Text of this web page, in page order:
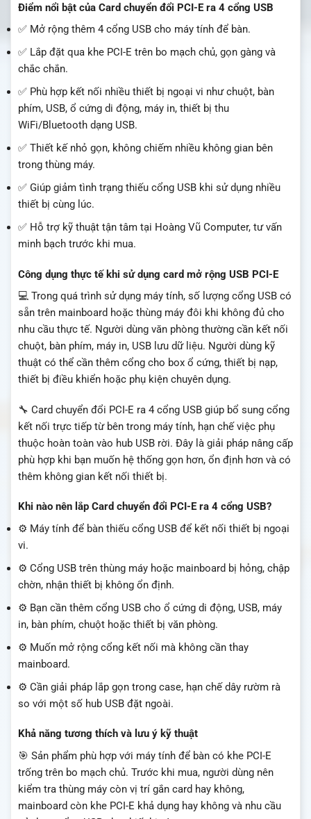
Điểm nổi bật của Card chuyển đổi PCI-E ra 4 cổng USB
✅ Mở rộng thêm 4 cổng USB cho máy tính để bàn.
✅ Lắp đặt qua khe PCI-E trên bo mạch chủ, gọn gàng và
chắc chắn.
✅ Phù hợp kết nối nhiều thiết bị ngoại vi như chuột, bàn
phím, USB, ổ cứng di động, máy in, thiết bị thu
WiFi/Bluetooth dạng USB.
✅ Thiết kế nhỏ gọn, không chiếm nhiều không gian bên
trong thùng máy.
✅ Giúp giảm tình trạng thiếu cổng USB khi sử dụng nhiều
thiết bị cùng lúc.
✅ Hỗ trợ kỹ thuật tận tâm tại Hoàng Vũ Computer, tư vấn
minh bạch trước khi mua.
Công dụng thực tế khi sử dụng card mở rộng USB PCI-E
💻 Trong quá trình sử dụng máy tính, số lượng cổng USB có
sẵn trên mainboard hoặc thùng máy đôi khi không đủ cho
nhu cầu thực tế. Người dùng văn phòng thường cần kết nối
chuột, bàn phím, máy in, USB lưu dữ liệu. Người dùng kỹ
thuật có thể cần thêm cổng cho box ổ cứng, thiết bị nạp,
thiết bị điều khiển hoặc phụ kiện chuyên dụng.
🔧 Card chuyển đổi PCI-E ra 4 cổng USB giúp bổ sung cổng
kết nối trực tiếp từ bên trong máy tính, hạn chế việc phụ
thuộc hoàn toàn vào hub USB rời. Đây là giải pháp nâng cấp
phù hợp khi bạn muốn hệ thống gọn hơn, ổn định hơn và có
thêm không gian kết nối thiết bị.
Khi nào nên lắp Card chuyển đổi PCI-E ra 4 cổng USB?
⚙️ Máy tính để bàn thiếu cổng USB để kết nối thiết bị ngoại
vi.
⚙️ Cổng USB trên thùng máy hoặc mainboard bị hỏng, chập
chờn, nhận thiết bị không ổn định.
⚙️ Bạn cần thêm cổng USB cho ổ cứng di động, USB, máy
in, bàn phím, chuột hoặc thiết bị văn phòng.
⚙️ Muốn mở rộng cổng kết nối mà không cần thay
mainboard.
⚙️ Cần giải pháp lắp gọn trong case, hạn chế dây rườm rà
so với một số hub USB đặt ngoài.
Khả năng tương thích và lưu ý kỹ thuật
🎯 Sản phẩm phù hợp với máy tính để bàn có khe PCI-E
trống trên bo mạch chủ. Trước khi mua, người dùng nên
kiểm tra thùng máy còn vị trí gắn card hay không,
mainboard còn khe PCI-E khả dụng hay không và nhu cầu